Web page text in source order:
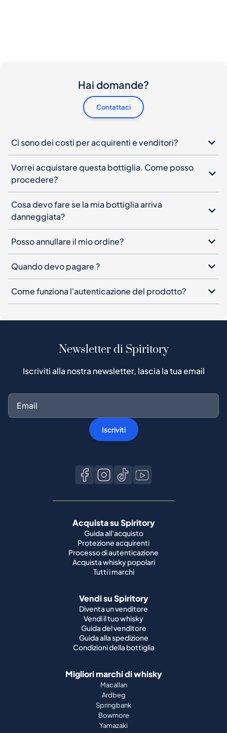
Hai domande?
Contattaci
Ci sono dei costi per acquirenti e venditori?
Vorrei acquistare questa bottiglia. Come posso
procedere?
Cosa devo fare se la mia bottiglia arriva
danneggiata?
Posso annullare il mio ordine?
Quando devo pagare ?
Come funziona l'autenticazione del prodotto?
Newsletter di Spiritory
Iscriviti alla nostra newsletter, lascia la tua email
Iscriviti
Acquista su Spiritory
Guida all'acquisto
Protezione acquirenti
Processo di autenticazione
Acquista whisky popolari
Tutti i marchi
Vendi su Spiritory
Diventa un venditore
Vendi il tuo whisky
Guida del venditore
Guida alla spedizione
Condizioni della bottiglia
Migliori marchi di whisky
Macallan
Ardbeg
Springbank
Bowmore
Yamazaki